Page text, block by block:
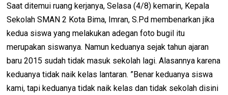
Saat ditemui ruang kerjanya, Selasa (4/8) kemarin, Kepala
Sekolah SMAN 2 Kota Bima, Imran, S.Pd membenarkan jika
kedua siswa yang melakukan adegan foto bugil itu
merupakan siswanya. Namun keduanya sejak tahun ajaran
baru 2015 sudah tidak masuk sekolah lagi. Alasannya karena
keduanya tidak naik kelas lantaran. ”Benar keduanya siswa
kami, tapi keduanya tidak naik kelas dan tidak sekolah disini